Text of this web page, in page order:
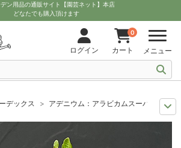
ン用品の通販サイト【園芸ネット】本店
どなたでも購入頂けます
ログイン
0
カート メニュー
デックス
アデニウム：アラビカムスーパードワ
オンライン
希少塊根植物
アデニウム：アラ
アデニウム：アラビカムスーパードワーフ 4号